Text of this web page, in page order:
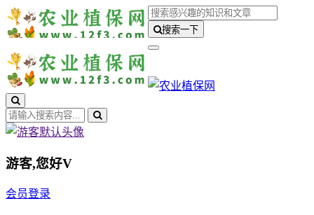
搜索一下
游客,您好V
会员登录